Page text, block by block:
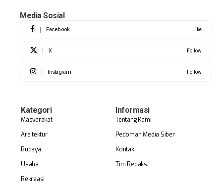
Media Sosial
Facebook Like
X Follow
Instagram Follow
Kategori
Masyarakat
Arsitektur
Budaya
Usaha
Rekreasi
Informasi
Tentang Kami
Pedoman Media Siber
Kontak
Tim Redaksi